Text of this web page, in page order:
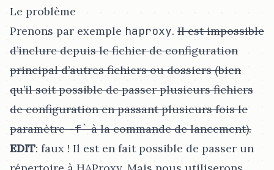
Le problème
Prenons par exemple haproxy. Il est impossible
d’inclure depuis le fichier de configuration
principal d’autres fichiers ou dossiers (bien
qu’il soit possible de passer plusieurs fichiers
de configuration en passant plusieurs fois le
paramètre-f`à la commande de lancement).
EDIT: faux ! Il est en fait possible de passer un